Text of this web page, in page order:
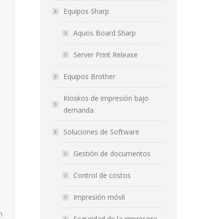
Equipos Sharp
Aquos Board Sharp
Server Print Release
Equipos Brother
Kioskos de impresión bajo
demanda
Soluciones de Software
Gestión de documentos
Control de costos
Impresión móvil